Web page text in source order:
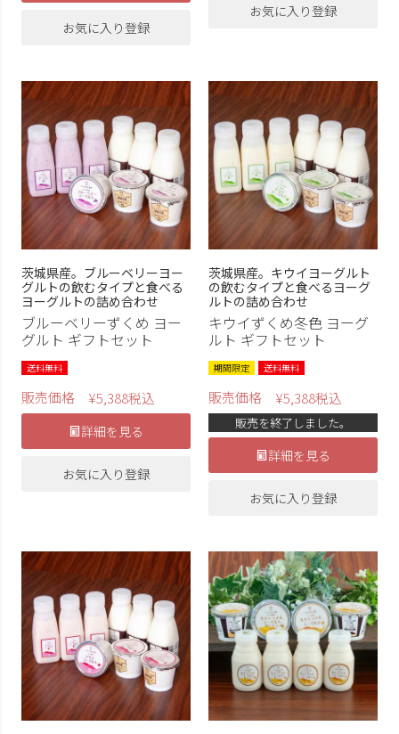
お気に入り登録
お気に入り登録
茨城県産。ブルーベリーヨー
グルトの飲むタイプと食べる
ヨーグルトの詰め合わせ
ブルーベリーずくめ ヨー
グルト ギフトセット
送料無料
販売価格 ¥5,388税込
詳細を見る
お気に入り登録
茨城県産。キウイヨーグルト
の飲むタイプと食べるヨーグ
ルトの詰め合わせ
キウイずくめ冬色 ヨーグ
ルト ギフトセット
期間限定 送料無料
販売価格 ¥5,388税込
販売を終了しました。
詳細を見る
お気に入り登録